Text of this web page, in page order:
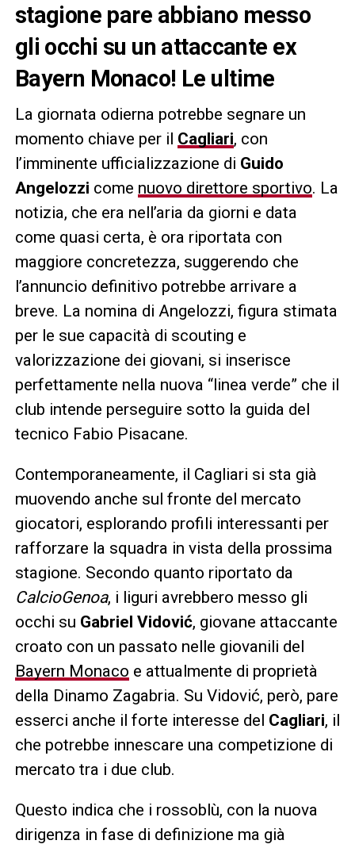
stagione pare abbiano messo
gli occhi su un attaccante ex
Bayern Monaco! Le ultime
La giornata odierna potrebbe segnare un
momento chiave per il Cagliari, con
l’imminente ufficializzazione di Guido
Angelozzi come nuovo direttore sportivo. La
notizia, che era nell’aria da giorni e data
come quasi certa, è ora riportata con
maggiore concretezza, suggerendo che
l’annuncio definitivo potrebbe arrivare a
breve. La nomina di Angelozzi, figura stimata
per le sue capacità di scouting e
valorizzazione dei giovani, si inserisce
perfettamente nella nuova “linea verde” che il
club intende perseguire sotto la guida del
tecnico Fabio Pisacane.
Contemporaneamente, il Cagliari si sta già
muovendo anche sul fronte del mercato
giocatori, esplorando profili interessanti per
rafforzare la squadra in vista della prossima
stagione. Secondo quanto riportato da
CalcioGenoa, i liguri avrebbero messo gli
occhi su Gabriel Vidović, giovane attaccante
croato con un passato nelle giovanili del
Bayern Monaco e attualmente di proprietà
della Dinamo Zagabria. Su Vidović, però, pare
esserci anche il forte interesse del Cagliari, il
che potrebbe innescare una competizione di
mercato tra i due club.
Questo indica che i rossoblù, con la nuova
dirigenza in fase di definizione ma già